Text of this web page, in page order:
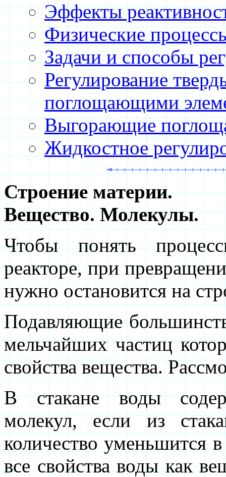
Эффекты
Физические
Задачи и способы
Регулирование
поглощающими
Выгорающие
Жидкостное
Строение материи.
Вещество. Молекулы.
Чтобы понять
реакторе, при
нужно остановится на
Подавляющие
мельчайших частиц
свойства вещества.
В стакане воды
молекул, если из
количество уменьшится
все свойства воды как